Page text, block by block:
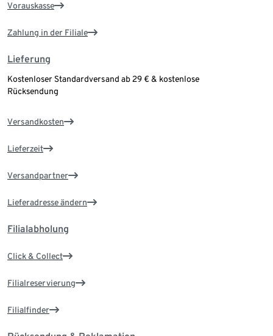
Vorauskasse
Zahlung in der Filiale
Lieferung
Kostenloser Standardversand ab 29 € & kostenlose
Rücksendung
Versandkosten
Lieferzeit
Versandpartner
Lieferadresse ändern
Filialabholung
Click & Collect
Filialreservierung
Filialfinder